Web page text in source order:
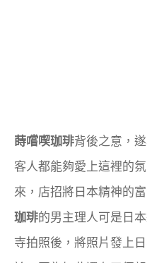
蒔嚐喫珈琲背後之意，
客人都能夠愛上這裡的
來，店招將日本精神的
珈琲的男主理人可是日
寺拍照後，將照片發上